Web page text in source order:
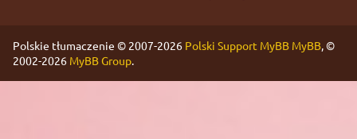
Polskie tłumaczenie © 2007-2026 Polski Support MyBB MyBB, ©
2002-2026 MyBB Group.